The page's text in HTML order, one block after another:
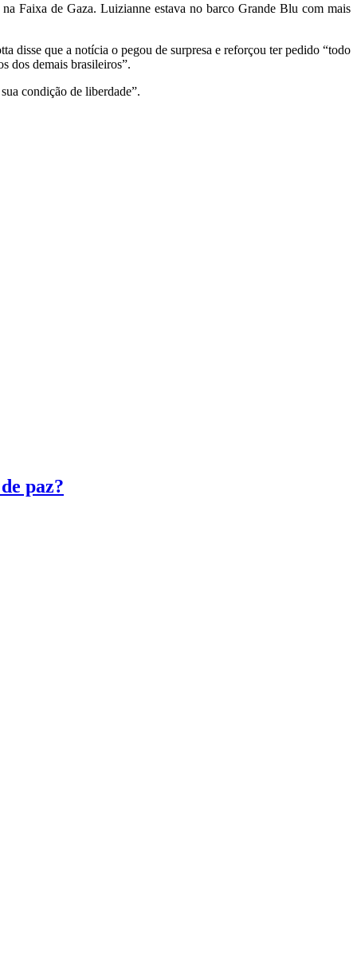
Faixa de Gaza. Luizianne estava no barco Grande Blu com mais
disse que a notícia o pegou de surpresa e reforçou ter pedido “todo
dos demais brasileiros”.
condição de liberdade”.
paz?